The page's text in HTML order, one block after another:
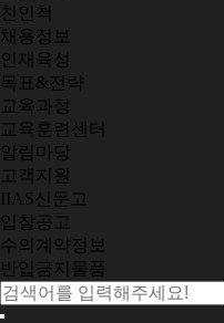
친인척
채용정보
인재육성
목표&전략
교육과정
교육훈련센터
알림마당
고객지원
IIAS신문고
입찰공고
수의계약정보
반입금지물품